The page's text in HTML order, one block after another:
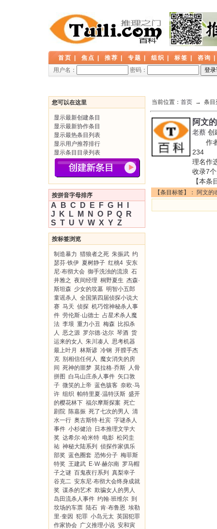
首页 焦点 推荐 专题 组织 标签 咨询
用户名：
密码：
您可以在这里
显示最新创建条目
显示最新协作条目
显示最热条目列表
显示用户推荐排行
显示条目目录列表
按拼音字母排序
A B C D E F G H
J
K L M N O P Q
R
S T U V W X Y Z
按标签浏览
制造暴力 猎狼者之死 朱振武 约
瑟芬·铁伊 夏树静子 红桃4 安东
尼·布彻大会 御手洗浊的流浪 石
井雅之 夜间经理 桐野夏生 杰森·
斯坦森 少女的坟墓 明智小五郎
童谣杀人 全国第四届侦探小说大
赛 马天 侦探 机巧馆神秘杀人事
件 劳伦斯·山德士 占星术杀人魔
法 李垠 重力小丑 梅森
比拟杀
人 恶之源 罗尔德·达尔 琴酒 货
运来的女人 朱川凑人 思考机器
最上叶月
林斯谚 冷钢 开膛手杰
克 别相信任何人
魔女消失的房
间 死神的噩梦 莫拉格·乔斯 人骨
拼图
白马山庄杀人事件 矢口敦
子 微笑的上帝 蓝色骇客 奈欧·马
许 组织 帕特里夏·温特沃斯 盛开
的樱花林下 福尔摩斯探案 死亡
剧院 陈嘉振 死了七次的男人 清
水一行 奥古斯特·杜宾 字谜杀人
事件 小杉健治 日本推理文学大
奖 达希尔·哈米特 电影 松冈圭
祐 神秘大陆系列
侦探作家俱乐
部奖 蓝色圈套 恐怖分子 梅菲斯
特奖 王建武 E·W·赫尔南 罗马帽
子之谜 百鬼夜行系列
真梨幸子
谷克二 安东尼·布彻大会终身成就
奖 谋杀的艺术 欺骗女人的男人
岛田流杀人事件 约翰·班维尔 到
坟场的车票 陆石 肯·布鲁恩 埃勒
里·奎因 犯罪 小岛元太 英国犯罪
作家协会 广义推理小说 安和寅
当前位置： 首页 → 条目
阿文
老蔡 创
作者
234
理名
收录7
【本条
【条目标签】： 阿文的